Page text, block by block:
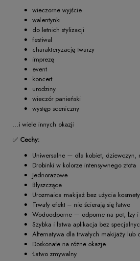
wieczorne wyjście
walentynki
do letnich stylizacji
festiwal
charakteryzację twarzy
imprezę
event
koncert
urodziny
wieczór panieński
występ sceniczny
...i wiele innych okazji
✅ Cechy:
Uniwersalne — dla kobiet, dziewczyn,
Drobinki w kolorze intensywnego złota
Jednorazowe
Błyszczące
Urozmaica makijaż bez użycia
Trwały efekt – nie ścierają się łatwo
Wodoodporne — odporne na pot, łzy
Szybka i łatwa aplikacja bez
Alternatywa dla trwałych makijaży lub
Doskonałe na różne okazje
Łatwo zmywalny